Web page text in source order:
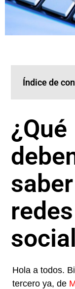
Índice de
¿Qué
redes
Hola a todos.
tercero ya, de